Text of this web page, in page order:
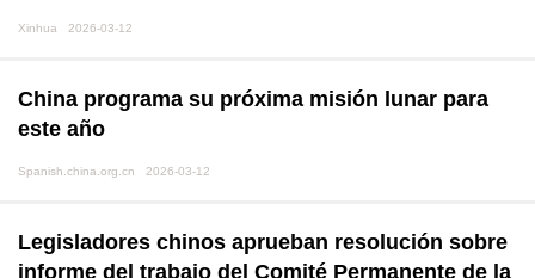
Xinhua 2026-03-12
China programa su próxima misión lunar para
este año
Spanish.china.org.cn 2026-03-12
Legisladores chinos aprueban resolución sobre
informe del trabajo del Comité Permanente de la